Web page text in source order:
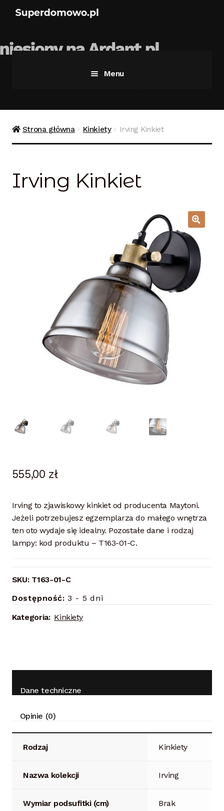
Menu
Bezpieczne zakupy
Kontakt
O firmie i sklepie
Odstąpienie od umowy
Polityka prywatności
Polityka rabatowa
Strona główna Kinkiety Irving Kinkiet
Irving Kinkiet
555,00 zł
Irving to zjawiskowy kinkiet od producenta Maytoni.
Jeżeli potrzebujesz egzemplarza do małego wnętrza
ten oto wydaje się idealny. Pozostałe dane i rodzaj
lampy: kod produktu – T163-01-C.
SKU: T163-01-C
Dostępność: 3 - 5 dni
Kategoria: Kinkiety
Dane techniczne
Opinie (0)
Rodzaj Kinkiety
Nazwa kolekcji Irving
Wymiar podsufitki (cm) Brak